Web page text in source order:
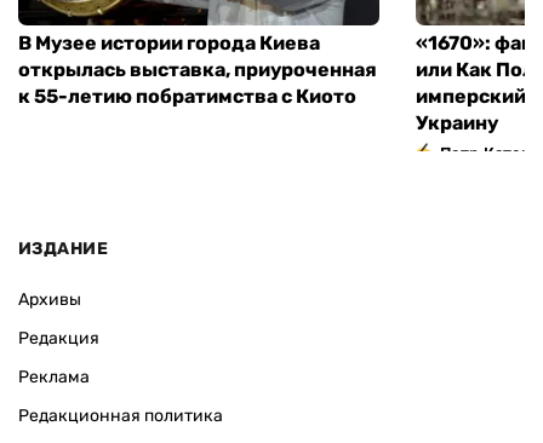
В Музее истории города Киева
открылась выставка, приуроченная
к 55-летию побратимства с Киото
«1670»:
или Как
имперский
Украину
Петр
ИЗДАНИЕ
Архивы
Редакция
Реклама
Редакционная политика